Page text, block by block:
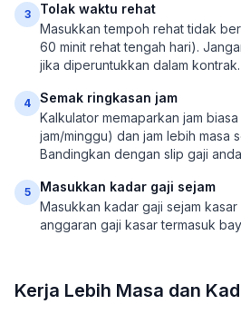
3
Tolak waktu rehat
Masukkan tempoh rehat tidak
60 minit rehat tengah hari).
jika diperuntukkan dalam kontrak.
4
Semak ringkasan jam
Kalkulator memaparkan jam
jam/minggu) dan jam lebih masa
Bandingkan dengan slip gaji
5
Masukkan kadar gaji sejam
Masukkan kadar gaji sejam
anggaran gaji kasar termasuk
Kerja Lebih Masa dan